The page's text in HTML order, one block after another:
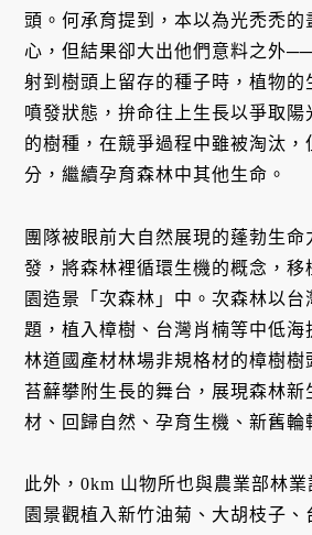
頭。何承育提到，本以為光禿禿的
心，但結果卻大出他們意料之外
射到樹頭上留存的種子時，植物的
噴發狀態，拚命往上生長以爭取陽
的樹種，在競爭過程中雖被淘汰，
分，繼續孕育森林中其他生命。
團隊被眼前大自然展現的蓬勃生
發，將森林裡循環生機的概念，移
園造景「次森林」中。次森林以台
題，植入樟樹、台灣肖楠等中低海
林道國產材林場非規格材的樟樹樹
苔蘚攀附生長的舞台，展現森林新
材、回歸自然、孕育生機、新舊輪
此外，0km 山物所也與農業部林
園景觀植入新竹油菊、大胡枝子